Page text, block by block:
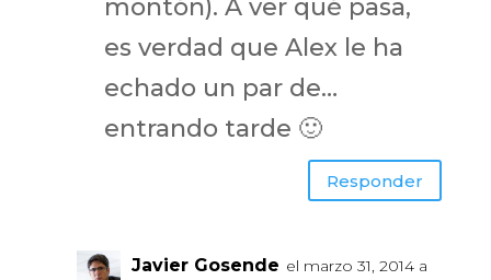
montón). A ver qué pasa,
es verdad que Alex le ha
echado un par de…
entrando tarde 🙂
Responder
Javier Gosende el marzo 31, 2014 a